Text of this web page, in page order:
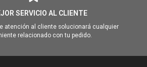
SERVICIO AL CLIENTE
atención al cliente solucionará cualquier
relacionado con tu pedido.